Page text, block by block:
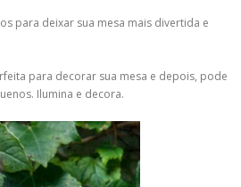
para deixar sua mesa mais divertida e
para decorar sua mesa e depois, pode
Ilumina e decora.